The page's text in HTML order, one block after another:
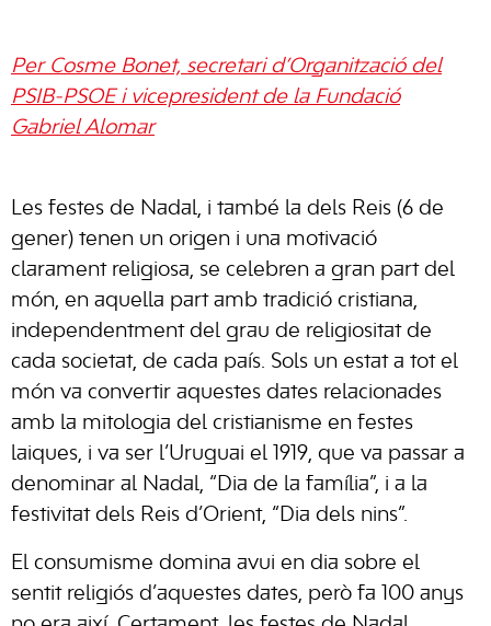
Per Cosme Bonet, secretari d’Organització del
PSIB-PSOE i vicepresident de la Fundació
Gabriel Alomar
Les festes de Nadal, i també la dels Reis (6 de
gener) tenen un origen i una motivació
clarament religiosa, se celebren a gran part del
món, en aquella part amb tradició cristiana,
independentment del grau de religiositat de
cada societat, de cada país. Sols un estat a tot el
món va convertir aquestes dates relacionades
amb la mitologia del cristianisme en festes
laiques, i va ser l’Uruguai el 1919, que va passar a
denominar al Nadal, “Dia de la família”, i a la
festivitat dels Reis d’Orient, “Dia dels nins”.
El consumisme domina avui en dia sobre el
sentit religiós d’aquestes dates, però fa 100 anys